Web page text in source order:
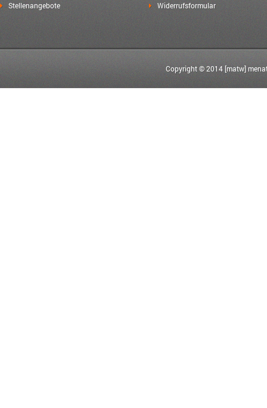
Stellenangebote
Widerrufsformular
Copyright © 2014 [matw]